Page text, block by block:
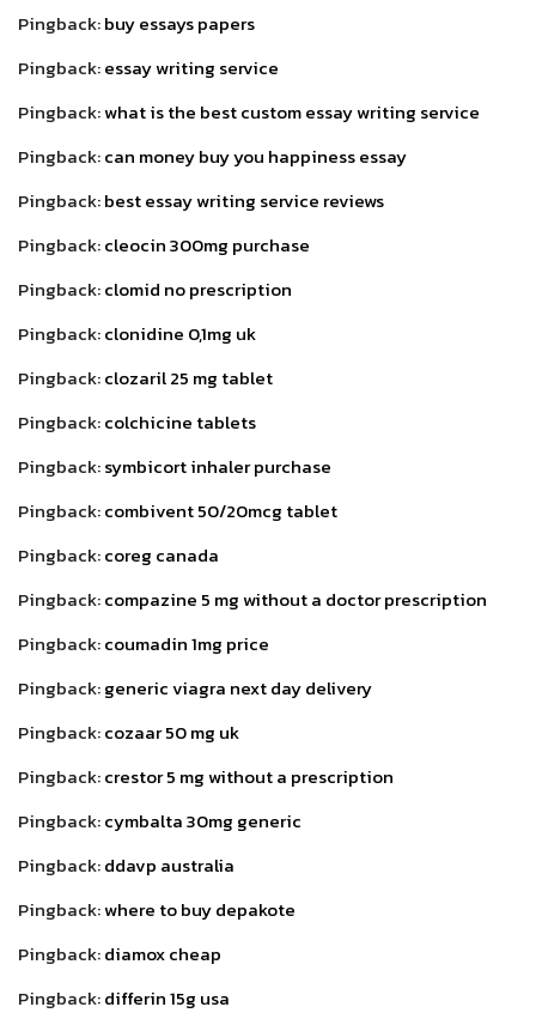
Pingback:buy essays papers
Pingback:essay writing service
Pingback:what is the best custom essay writing service
Pingback:can money buy you happiness essay
Pingback:best essay writing service reviews
Pingback:cleocin 300mg purchase
Pingback:clomid no prescription
Pingback:clonidine 0,1mg uk
Pingback:clozaril 25 mg tablet
Pingback:colchicine tablets
Pingback:symbicort inhaler purchase
Pingback:combivent 50/20mcg tablet
Pingback:coreg canada
Pingback:compazine 5 mg without a doctor prescription
Pingback:coumadin 1mg price
Pingback:generic viagra next day delivery
Pingback:cozaar 50 mg uk
Pingback:crestor 5 mg without a prescription
Pingback:cymbalta 30mg generic
Pingback:ddavp australia
Pingback:where to buy depakote
Pingback:diamox cheap
Pingback:differin 15g usa